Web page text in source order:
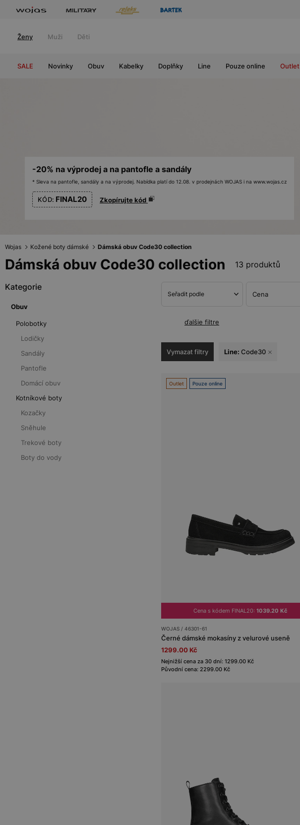
Ženy Muži Děti
SALE Novinky Obuv Kabelky Doplňky Line Pouze online Outlet
-20% na výprodej a na pantofle a sandály
* Sleva na pantofle, sandály a na výprodej. Nabídka platí do 12.08. v prodejnách WOJAS i na www.wojas.cz
KÓD: FINAL20 Zkopírujte kód
Wojas Kožené boty dámské Dámská obuv Code30 collection
Dámská obuv Code30 collection 13 produktů
Kategorie
Obuv
Polobotky
Lodičky
Sandály
Pantofle
Domácí obuv
Kotníkové boty
Kozačky
Sněhule
Trekové boty
Boty do vody
Seřadit podle Cena
ďalšie filtre
Vymazat filtry Line: Code30
Outlet Pouze online
Cena s kódem FINAL20: 1039.20 Kč
WOJAS / 46301-61
Černé dámské mokasíny z velurové useně
1299.00 Kč
Nejnižší cena za 30 dní: 1299.00 Kč
Původní cena: 2299.00 Kč